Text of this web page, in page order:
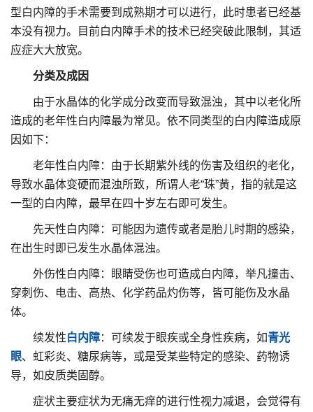
型白内障的手术需要到成熟期才可以进行，此时患者已经基
本没有视力。目前白内障手术的技术已经突破此限制，其适
应症大大放宽。
分类及成因
由于水晶体的化学成分改变而导致混浊，其中以老化所
造成的老年性白内障最为常见。依不同类型的白内障造成原
因如下：
老年性白内障：由于长期紫外线的伤害及组织的老化，
导致水晶体变硬而混浊所致，所谓人老“珠”黄，指的就是这
一型的白内障，最早在四十岁左右即可发生。
先天性白内障：可能因为遗传或者是胎儿时期的感染，
在出生时即已发生水晶体混浊。
外伤性白内障：眼睛受伤也可造成白内障，举凡撞击、
穿刺伤、电击、高热、化学药品灼伤等，皆可能伤及水晶
体。
续发性白内障：可续发于眼疾或全身性疾病，如青光
眼、虹彩炎、糖尿病等，或是受某些特定的感染、药物诱
导，如皮质类固醇。
症状主要症状为无痛无痒的进行性视力减退，会觉得有